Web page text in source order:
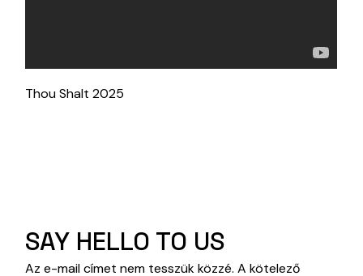
Thou Shalt 2025
SAY HELLO TO US
Az e-mail címet nem tesszük közzé. A kötelező